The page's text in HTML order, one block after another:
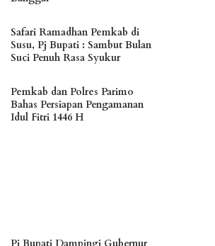
Safari Ramadhan Pemkab di
Susu, Pj Bupati : Sambut Bulan
Suci Penuh Rasa Syukur
Pemkab dan Polres Parimo
Bahas Persiapan Pengamanan
Idul Fitri 1446 H